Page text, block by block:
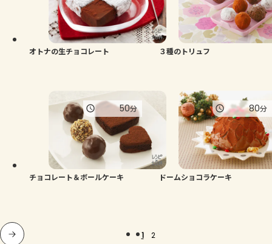
オトナの生チョコレート ３種のトリュフ
チョコレート＆ボールケーキ
50分
ドームショコラケーキ
80分
1 2